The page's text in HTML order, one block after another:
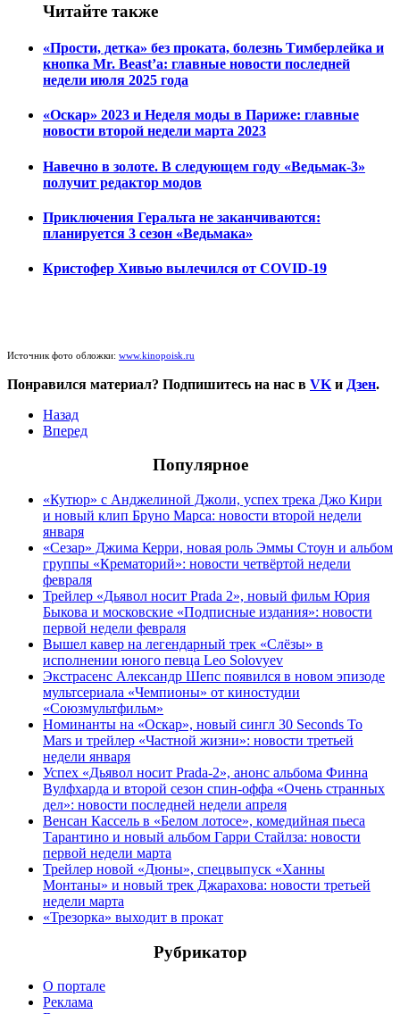
Читайте также
«Прости, детка» без проката, болезнь Тимберлейка и
кнопка Mr. Beast’а: главные новости последней
недели июля 2025 года
«Оскар» 2023 и Неделя моды в Париже: главные
новости второй недели марта 2023
Навечно в золоте. В следующем году «Ведьмак-3»
получит редактор модов
Приключения Геральта не заканчиваются:
планируется 3 сезон «Ведьмака»
Кристофер Хивью вылечился от COVID-19
Источник фото обложки: www.kinopoisk.ru
Понравился материал? Подпишитесь на нас в VK и Дзен.
Назад
Вперед
Популярное
«Кутюр» с Анджелиной Джоли, успех трека Джо Кири
и новый клип Бруно Марса: новости второй недели
января
«Сезар» Джима Керри, новая роль Эммы Стоун и альбом
группы «Крематорий»: новости четвёртой недели
февраля
Трейлер «Дьявол носит Prada 2», новый фильм Юрия
Быкова и московские «Подписные издания»: новости
первой недели февраля
Вышел кавер на легендарный трек «Слёзы» в
исполнении юного певца Leo Solovyev
Экстрасенс Александр Шепс появился в новом эпизоде
мультсериала «Чемпионы» от киностудии
«Союзмультфильм»
Номинанты на «Оскар», новый сингл 30 Seconds To
Mars и трейлер «Частной жизни»: новости третьей
недели января
Успех «Дьявол носит Prada-2», анонс альбома Финна
Вулфхарда и второй сезон спин-оффа «Очень странных
дел»: новости последней недели апреля
Венсан Кассель в «Белом лотосе», комедийная пьеса
Тарантино и новый альбом Гарри Стайлза: новости
первой недели марта
Трейлер новой «Дюны», спецвыпуск «Ханны
Монтаны» и новый трек Джарахова: новости третьей
недели марта
«Трезорка» выходит в прокат
Рубрикатор
О портале
Реклама